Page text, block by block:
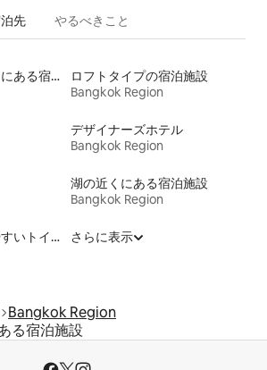
先 やるべきこと
ウォーターフロントにある宿泊施設
ロフトタイプの宿泊施設
Bangkok Region
デザイナーズホテル
Bangkok Region
湖の近くにある宿泊施設
Bangkok Region
車椅子から移乗しやすいトイレ付きの宿泊施設
さらに表示
Bangkok Region
る宿泊施設